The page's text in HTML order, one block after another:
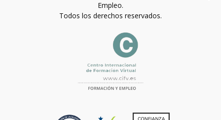
Empleo.
Todos los derechos reservados.